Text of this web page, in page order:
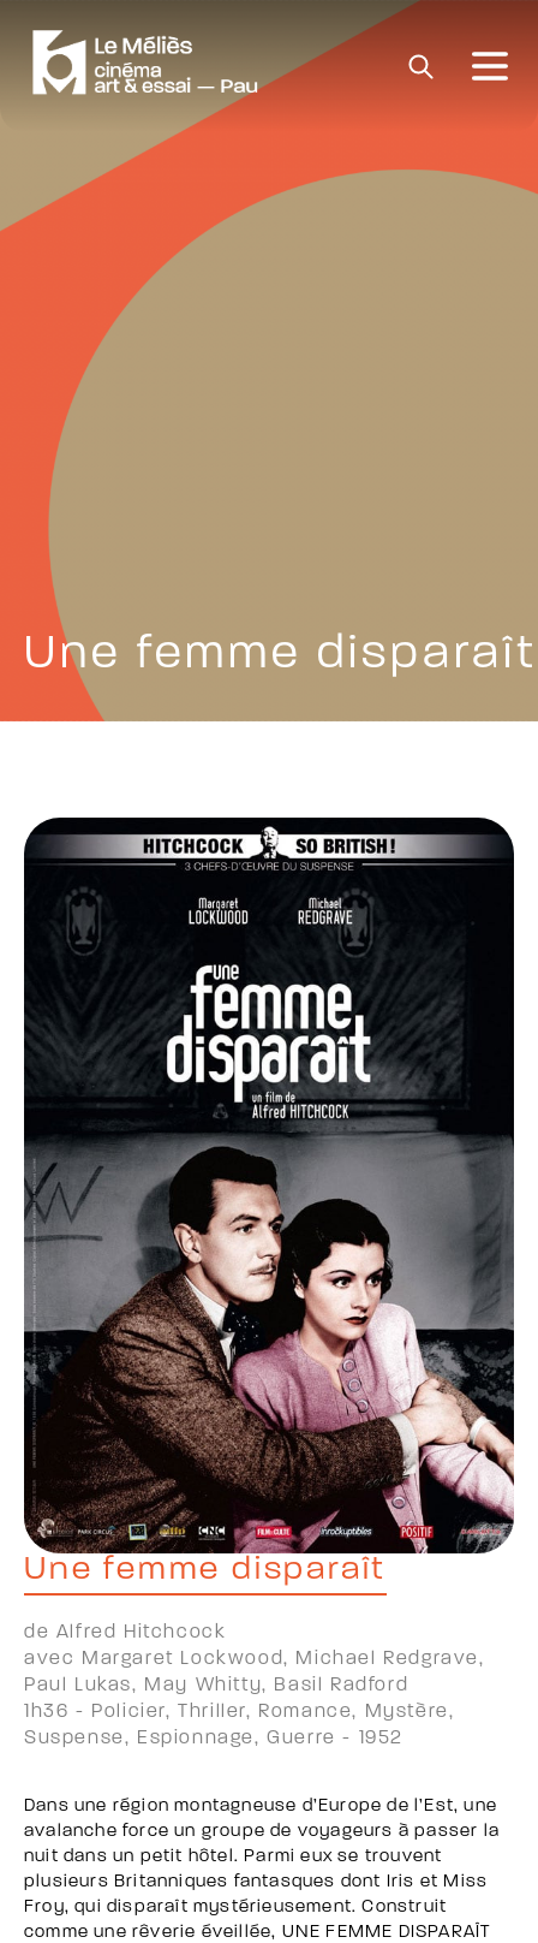
Une femme disparaît
Une femme disparaît
de Alfred Hitchcock
avec Margaret Lockwood, Michael Redgrave,
Paul Lukas, May Whitty, Basil Radford
1h36 - Policier, Thriller, Romance, Mystère,
Suspense, Espionnage, Guerre - 1952
Dans une région montagneuse d’Europe de l’Est, une
avalanche force un groupe de voyageurs à passer la
nuit dans un petit hôtel. Parmi eux se trouvent
plusieurs Britanniques fantasques dont Iris et Miss
Froy, qui disparaît mystérieusement. Construit
comme une rêverie éveillée, UNE FEMME DISPARAÎT